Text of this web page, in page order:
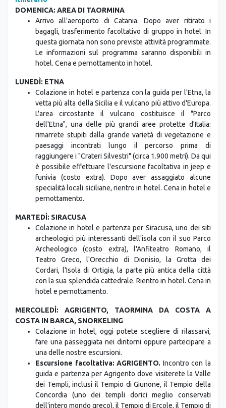
DOMENICA: AREA DI TAORMINA
Arrivo all'aeroporto di Catania. Dopo aver ritirato i
bagagli, trasferimento facoltativo di gruppo in hotel. In
questa giornata non sono previste attività programmate.
Le informazioni sul programma saranno disponibili in
hotel. Cena e pernottamento in hotel.
LUNEDÌ: ETNA
Colazione in hotel e partenza con la guida per l'Etna, la
vetta più alta della Sicilia e il vulcano più attivo d'Europa.
L'area circostante il vulcano costituisce il "Parco
dell'Etna", una delle più grandi aree protette d'Italia:
rimarrete stupiti dalla grande varietà di vegetazione e
paesaggi incontrati lungo il percorso prima di
raggiungere i "Crateri Silvestri" (circa 1.900 metri). Da qui
è possibile effettuare l'escursione facoltativa in jeep e
funivia (costo extra). Dopo aver assaggiato alcune
specialità locali siciliane, rientro in hotel. Cena in hotel e
pernottamento.
MARTEDÌ: SIRACUSA
Colazione in hotel e partenza per Siracusa, uno dei siti
archeologici più interessanti dell'isola con il suo Parco
Archeologico (costo extra), l'Anfiteatro Romano, il
Teatro Greco, l'Orecchio di Dionisio, la Grotta dei
Cordari, l'Isola di Ortigia, la parte più antica della città
con la sua splendida cattedrale. Rientro in hotel. Cena in
hotel e pernottamento.
MERCOLEDÌ: AGRIGENTO, TAORMINA DA COSTA A
COSTA IN BARCA, SNORKELING
Colazione in hotel, oggi potete scegliere di rilassarvi,
fare una passeggiata nei dintorni oppure partecipare a
una delle nostre escursioni.
Escursione facoltativa: AGRIGENTO. Incontro con la
guida e partenza per Agrigento dove visiterete la Valle
dei Templi, inclusi il Tempio di Giunone, il Tempio della
Concordia (uno dei templi dorici meglio conservati
dell'intero mondo greco), il Tempio di Ercole, il Tempio di